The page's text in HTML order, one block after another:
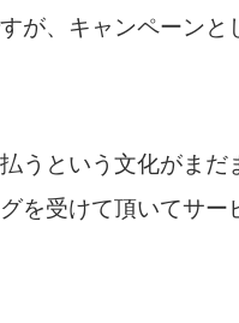
が、キャンペーン
うという文化がまだ
を受けて頂いてサ